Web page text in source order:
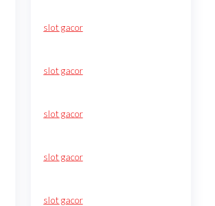
slot gacor
slot gacor
slot gacor
slot gacor
slot gacor